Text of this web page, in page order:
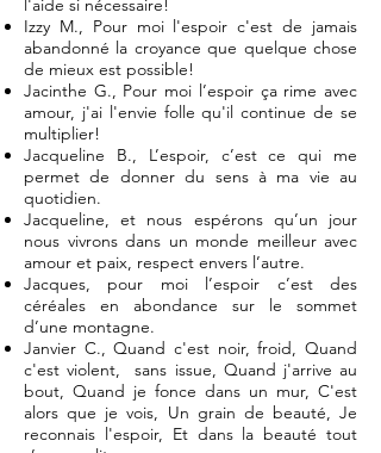
l'aide si nécessaire!
Izzy M., Pour moi l'espoir c'est de jamais
abandonné la croyance que quelque chose
de mieux est possible!
Jacinthe G., Pour moi l’espoir ça rime avec
amour, j'ai l'envie folle qu'il continue de se
multiplier!
Jacqueline B., L’espoir, c’est ce qui me
permet de donner du sens à ma vie au
quotidien.
Jacqueline, et nous espérons qu’un jour
nous vivrons dans un monde meilleur avec
amour et paix, respect envers l’autre.
Jacques, pour moi l’espoir c’est des
céréales en abondance sur le sommet
d’une montagne.
Janvier C., Quand c'est noir, froid, Quand
c'est violent, sans issue, Quand j'arrive au
bout, Quand je fonce dans un mur, C'est
alors que je vois, Un grain de beauté, Je
reconnais l'espoir, Et dans la beauté tout